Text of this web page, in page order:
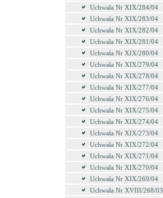
Uchwała Nr XIX/284/04
Uchwała Nr XIX/283/04
Uchwała Nr XIX/282/04
Uchwała Nr XIX/281/04
Uchwała Nr XIX/280/04
Uchwała Nr XIX/279/04
Uchwała Nr XIX/278/04
Uchwała Nr XIX/277/04
Uchwała Nr XIX/276/04
Uchwała Nr XIX/275/04
Uchwała Nr XIX/274/04
Uchwała Nr XIX/273/04
Uchwała Nr XIX/272/04
Uchwała Nr XIX/271/04
Uchwała Nr XIX/270/04
Uchwała Nr XIX/269/04
Uchwała Nr XVIII/268/03